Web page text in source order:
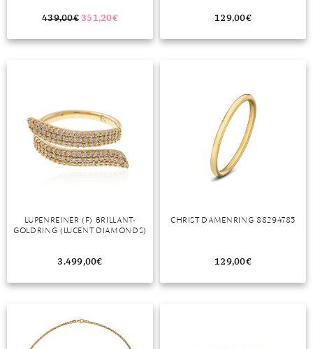
439,00€ 351,20€ 129,00€
LUPENREINER (F) BRILLANT-
GOLDRING (LUCENT DIAMONDS)
3.499,00€
CHRIST DAMENRING 88294785
129,00€